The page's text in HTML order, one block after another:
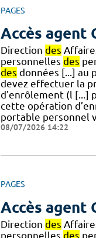
PAGES
Accès agent
Direction des
personnelles des
des données [...] au
devez effectuer la
d'enrôlement (l [...]
cette opération
portable personnel
08/07/2026 14:22
PAGES
Accès agent
Direction des
personnelles des